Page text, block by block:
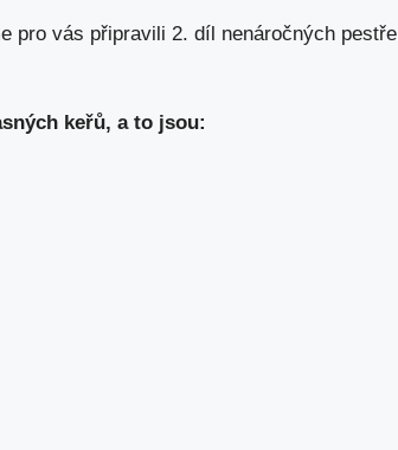
pro vás připravili 2. díl nenáročných pestře
keřů, a to jsou: